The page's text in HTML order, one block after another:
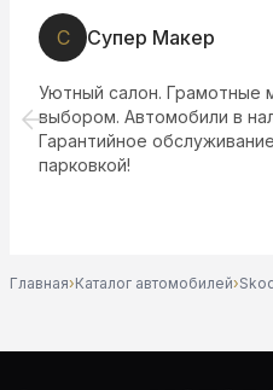
С Супер Макер
Уютный салон. Грамотные
выбором. Автомобили в
Гарантийное
парковкой!
Главная›Каталог автомобилей›